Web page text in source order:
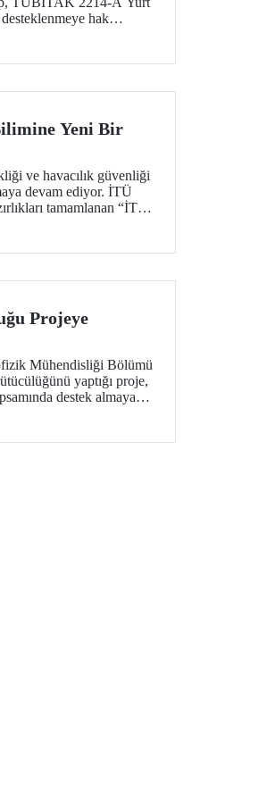
desteklenmeye hak
Yeni Bir
ve havacılık güvenliği
devam ediyor. İTÜ
tamamlanan “İTÜ
Projeye
Mühendisliği Bölümü
yaptığı proje,
destek almaya